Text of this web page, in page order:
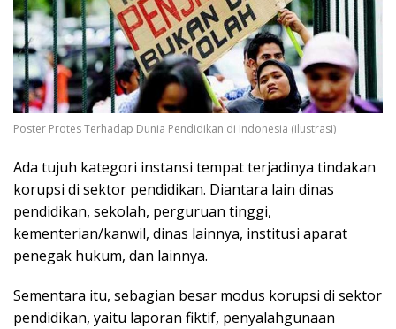
Poster Protes Terhadap Dunia Pendidikan di Indonesia (ilustrasi)
Ada tujuh kategori instansi tempat terjadinya tindakan
korupsi di sektor pendidikan. Diantara lain dinas
pendidikan, sekolah, perguruan tinggi,
kementerian/kanwil, dinas lainnya, institusi aparat
penegak hukum, dan lainnya.
Sementara itu, sebagian besar modus korupsi di sektor
pendidikan, yaitu laporan fiktif, penyalahgunaan